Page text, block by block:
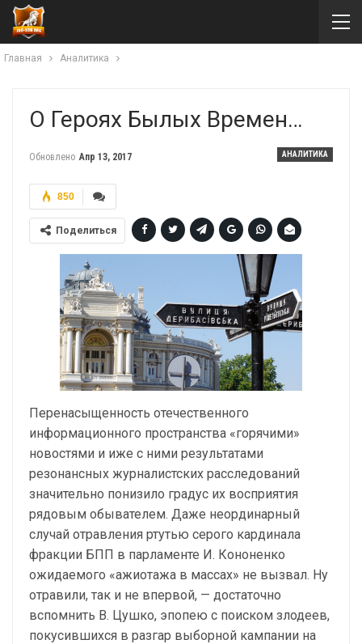
Главная Аналитика
О Героях Былых Времен…
АНАЛИТИКА
Обновлено Апр 13, 2017
850
Поделиться
Перенасыщенность отечественного
информационного пространства «горячими»
новостями и иже с ними результатами
резонансных журналистских расследований
значительно понизило градус их восприятия
рядовым обывателем. Даже неординарный
случай отравления ртутью серого кардинала
фракции БПП в парламенте И. Кононенко
ожидаемого «ажиотажа в массах» не вызвал. Ну
отравили, так и не впервой, — достаточно
вспомнить В. Цушко, эпопею с поиском злодеев,
покусившихся в разгар выборной кампании на